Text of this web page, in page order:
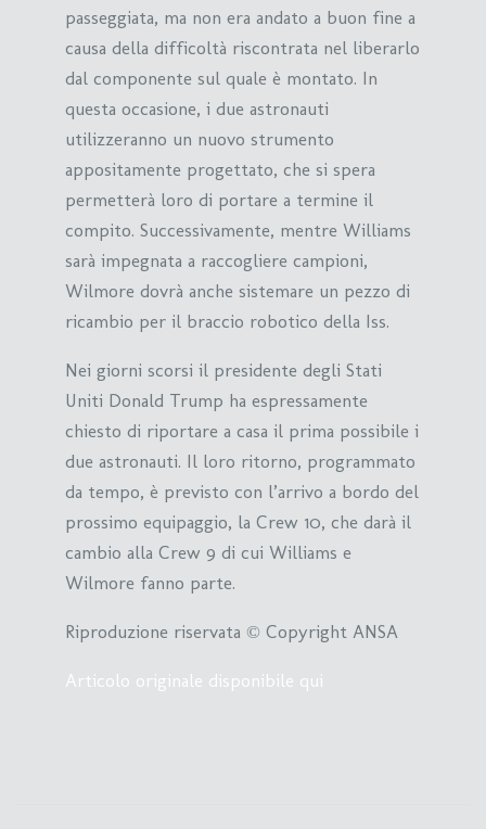
passeggiata, ma non era andato a buon fine a
causa della difficoltà riscontrata nel liberarlo
dal componente sul quale è montato. In
questa occasione, i due astronauti
utilizzeranno un nuovo strumento
appositamente progettato, che si spera
permetterà loro di portare a termine il
compito. Successivamente, mentre Williams
sarà impegnata a raccogliere campioni,
Wilmore dovrà anche sistemare un pezzo di
ricambio per il braccio robotico della Iss.
Nei giorni scorsi il presidente degli Stati
Uniti Donald Trump ha espressamente
chiesto di riportare a casa il prima possibile i
due astronauti. Il loro ritorno, programmato
da tempo, è previsto con l’arrivo a bordo del
prossimo equipaggio, la Crew 10, che darà il
cambio alla Crew 9 di cui Williams e
Wilmore fanno parte.
Riproduzione riservata © Copyright ANSA
Articolo originale disponibile qui